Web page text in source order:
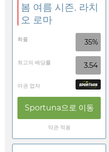
봄 여름 시즌. 라치
오 로마
확률 35%
최고의 배당률 3.54
마권 업자
Sportuna으로 이동
약관 적용